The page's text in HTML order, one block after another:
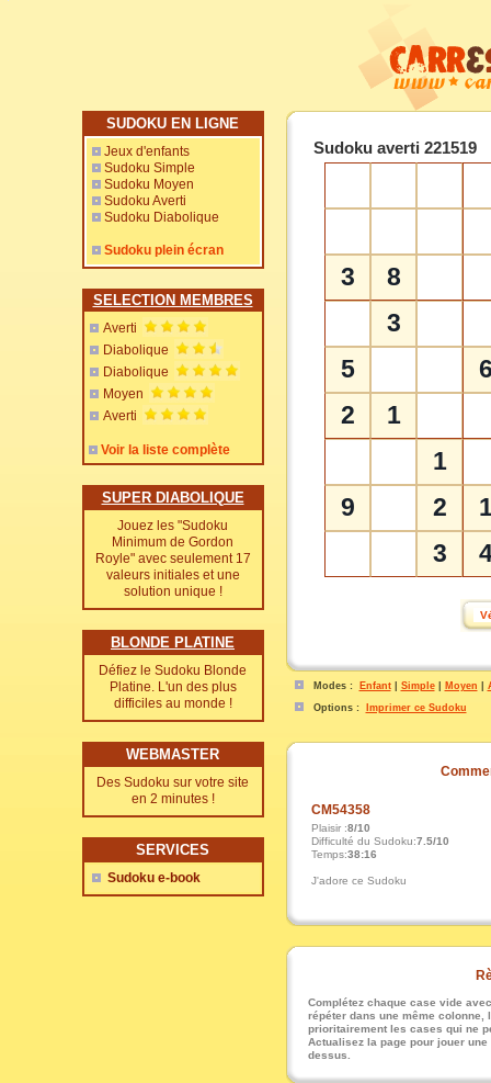
SUDOKU EN LIGNE
Jeux d'enfants
Sudoku Simple
Sudoku Moyen
Sudoku Averti
Sudoku Diabolique
Sudoku plein écran
SELECTION MEMBRES
Averti
Diabolique
Diabolique
Moyen
Averti
Voir la liste complète
SUPER DIABOLIQUE
Jouez les "Sudoku
Minimum de Gordon
Royle" avec seulement 17
valeurs initiales et une
solution unique !
BLONDE PLATINE
Défiez le Sudoku Blonde
Platine. L'un des plus
difficiles au monde !
WEBMASTER
Des Sudoku sur votre site
en 2 minutes !
SERVICES
Sudoku e-book
Sudoku averti 221519
3
8
3
5
2
1
1
9
2
3
Modes : Enfant| Simple| Moyen
Options :
Imprimer ce Sudoku
CM54358
Plaisir :8/10
Difficulté du Sudoku:7.5/10
Temps:38:16
J'adore ce Sudoku
Complétez chaque case vide
répéter dans une même
prioritairement les cases qui ne
Actualisez la page pour jouer
dessus.